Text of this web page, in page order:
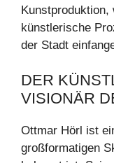
Kunstproduktion,
künstlerische
der Stadt
DER
VISIONÄR
Ottmar Hörl ist
großformatigen